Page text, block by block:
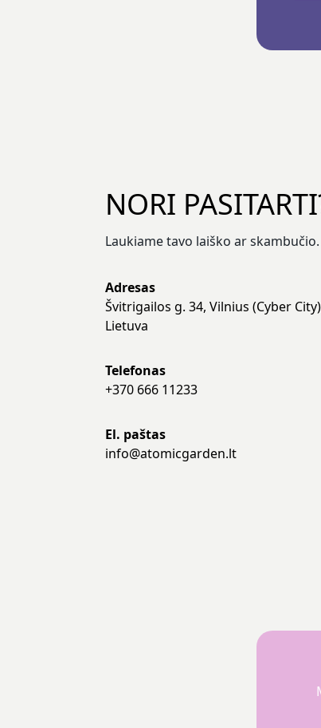
NORI
Laukiame tavo laiško ar skambučio.
Adresas
Švitrigailos g. 34, Vilnius (Cyber
Lietuva
Telefonas
+370 666 11233
El. paštas
info@atomicgarden.lt